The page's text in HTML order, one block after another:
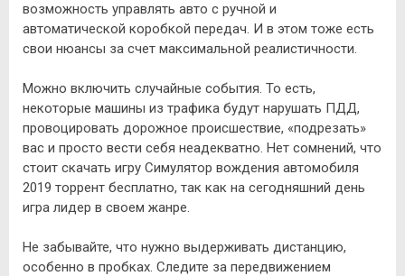
возможность управлять авто с ручной и
автоматической коробкой передач. И в этом тоже есть
свои нюансы за счет максимальной реалистичности.
Можно включить случайные события. То есть,
некоторые машины из трафика будут нарушать ПДД,
провоцировать дорожное происшествие, «подрезать»
вас и просто вести себя неадекватно. Нет сомнений, что
стоит скачать игру Симулятор вождения автомобиля
2019 торрент бесплатно, так как на сегодняшний день
игра лидер в своем жанре.
Не забывайте, что нужно выдерживать дистанцию,
особенно в пробках. Следите за передвижением